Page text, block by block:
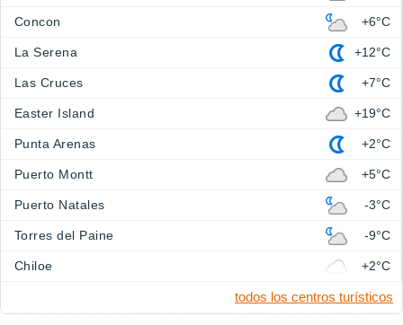
Concon +6°C
La Serena +12°C
Las Cruces +7°C
Easter Island +19°C
Punta Arenas +2°C
Puerto Montt +5°C
Puerto Natales -3°C
Torres del Paine -9°C
Chiloe +2°C
todos los centros turísticos